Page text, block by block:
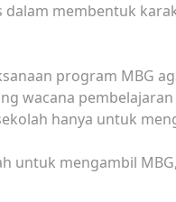
membentuk
program MBG
wacana
hanya untuk
untuk mengambil